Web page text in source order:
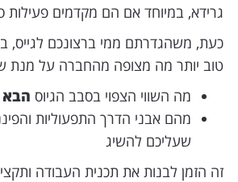
גרידא, במיוחד אם הם מקדמים פעילות
כעת, משהגדרתם ממי ברצונכם לגייס,
טוב יותר מה מצופה מהחברה על מנת
מה השווי הצפוי בסבב הגיוס הבא
מהם אבני הדרך התפעוליות
שעליכם להשיג
זה הזמן לבנות את תכנית העבודה